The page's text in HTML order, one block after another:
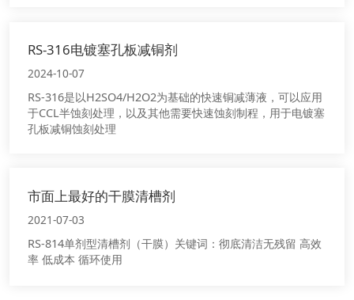
RS-316电镀塞孔板减铜剂
2024-10-07
RS-316是以H2SO4/H2O2为基础的快速铜减薄液，可以应用
于CCL半蚀刻处理，以及其他需要快速蚀刻制程，用于电镀塞
孔板减铜蚀刻处理
市面上最好的干膜清槽剂
2021-07-03
RS-814单剂型清槽剂（干膜）关键词：彻底清洁无残留 高效
率 低成本 循环使用